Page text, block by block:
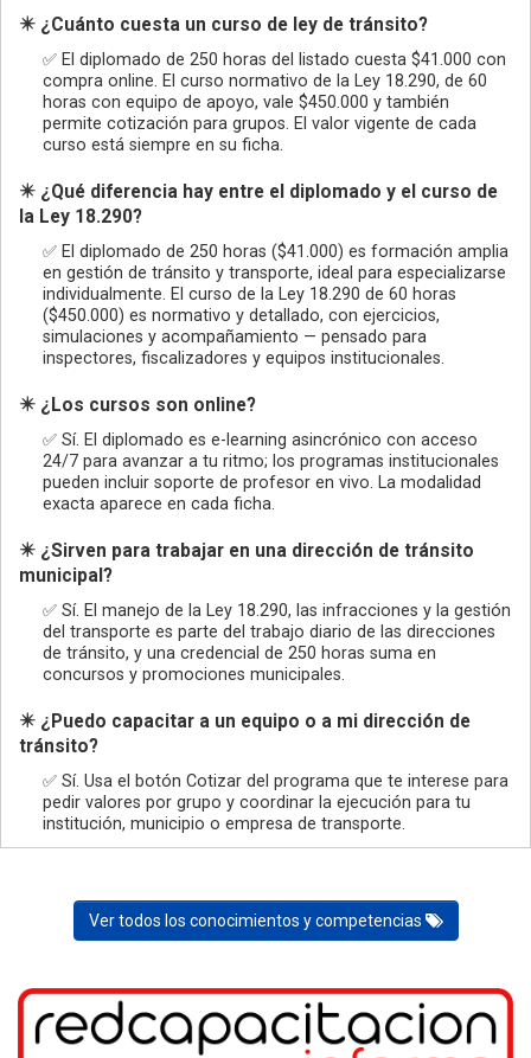
✴️ ¿Cuánto cuesta un curso de ley de tránsito?
✅ El diplomado de 250 horas del listado cuesta $41.000 con
compra online. El curso normativo de la Ley 18.290, de 60
horas con equipo de apoyo, vale $450.000 y también
permite cotización para grupos. El valor vigente de cada
curso está siempre en su ficha.
✴️ ¿Qué diferencia hay entre el diplomado y el curso de
la Ley 18.290?
✅ El diplomado de 250 horas ($41.000) es formación amplia
en gestión de tránsito y transporte, ideal para especializarse
individualmente. El curso de la Ley 18.290 de 60 horas
($450.000) es normativo y detallado, con ejercicios,
simulaciones y acompañamiento — pensado para
inspectores, fiscalizadores y equipos institucionales.
✴️ ¿Los cursos son online?
✅ Sí. El diplomado es e-learning asincrónico con acceso
24/7 para avanzar a tu ritmo; los programas institucionales
pueden incluir soporte de profesor en vivo. La modalidad
exacta aparece en cada ficha.
✴️ ¿Sirven para trabajar en una dirección de tránsito
municipal?
✅ Sí. El manejo de la Ley 18.290, las infracciones y la gestión
del transporte es parte del trabajo diario de las direcciones
de tránsito, y una credencial de 250 horas suma en
concursos y promociones municipales.
✴️ ¿Puedo capacitar a un equipo o a mi dirección de
tránsito?
✅ Sí. Usa el botón Cotizar del programa que te interese para
pedir valores por grupo y coordinar la ejecución para tu
institución, municipio o empresa de transporte.
Ver todos los conocimientos y competencias